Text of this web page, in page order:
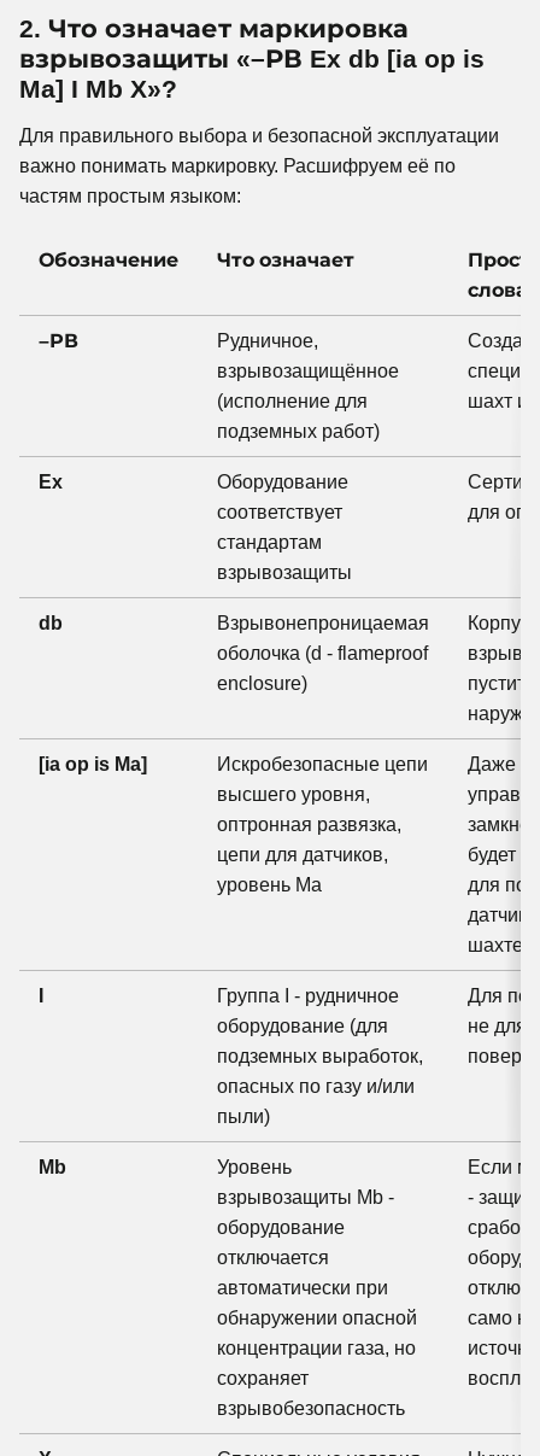
2. Что означает маркировка
взрывозащиты «–РВ Ex db [ia op is
Ma] I Mb X»?
Для правильного выбора и безопасной эксплуатации
важно понимать маркировку. Расшифруем её по
частям простым языком:
Обозначение Что означает
–РВ
Рудничное,
взрывозащищённое
(исполнение для
подземных работ)
шахт и
Ex
Оборудование
соответствует
стандартам
взрывозащиты
для
db
Взрывонепроницаемая
оболочка (d - flameproof
enclosure)
Корпус
взрыв
пустит
наружу
[ia op is Ma]
Искробезопасные цепи
высшего уровня,
оптронная развязка,
цепи для датчиков,
уровень Ma
Даже
будет -
для
шахте
Группа I - рудничное
оборудование (для
подземных выработок,
опасных по газу и/или
пыли)
Для
не для
Mb
Уровень
взрывозащиты Mb -
оборудование
отключается
автоматически при
обнаружении опасной
концентрации газа, но
сохраняет
взрывобезопасность
Если
-
само не